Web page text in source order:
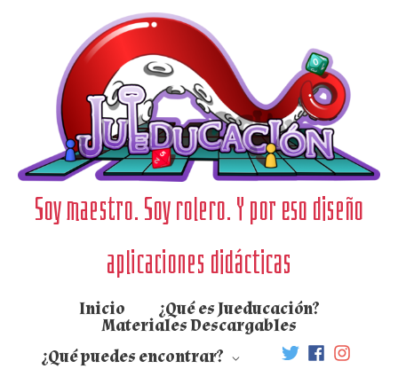
Soy maestro. Soy rolero. Y por eso diseño
aplicaciones didácticas
Inicio ¿Qué es Jueducación?
Materiales Descargables
¿Qué puedes encontrar?